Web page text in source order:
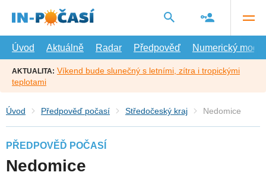
hlavní
Úvod
Aktuálně Radar Předpověď Numerický model
AKTUALITA: Víkend bude slunečný s letními, zítra i tropickými
teplotami
Úvod Předpověď počasí Středočeský kraj Nedomice
PŘEDPOVĚĎ POČASÍ
Nedomice